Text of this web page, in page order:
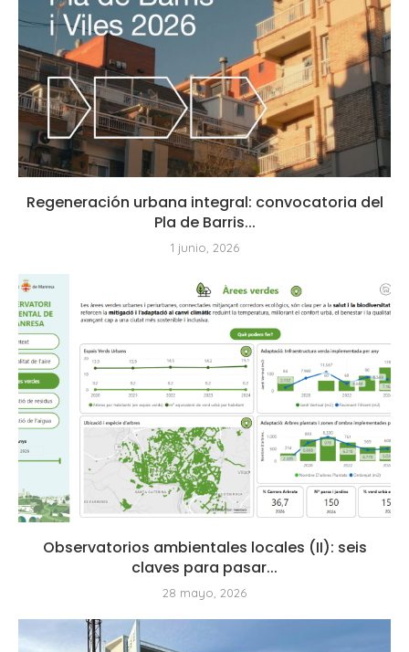
Regeneración urbana integral: convocatoria del
Pla de Barris...
1 junio, 2026
Observatorios ambientales locales (II): seis
claves para pasar...
28 mayo, 2026